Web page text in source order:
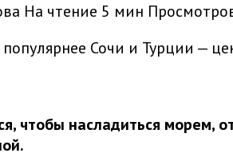
На чтение 5 мин
чтобы насладиться морем,